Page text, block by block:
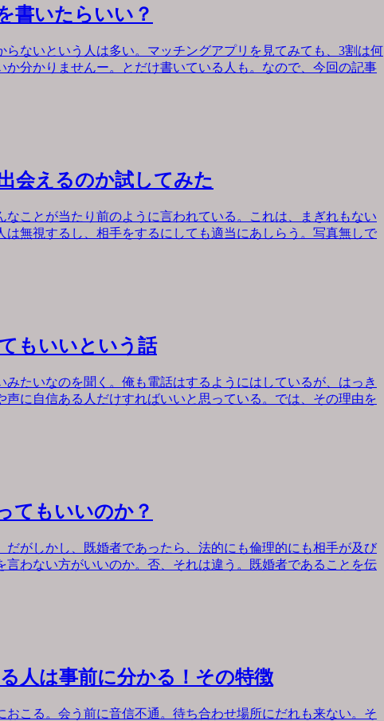
書いたらいい？
ないという人は多い。マッチングアプリを見てみても、3割は何
分かりませんー。とだけ書いている人も。なので、今回の記事
会えるのか試してみた
ことが当たり前のように言われている。これは、まぎれもない
無視するし、相手をするにしても適当にあしらう。写真無しで
もいいという話
たいなのを聞く。俺も電話はするようにはしているが、はっき
に自信ある人だけすればいいと思っている。では、その理由を
てもいいのか？
がしかし、既婚者であったら、法的にも倫理的にも相手が及び
わない方がいいのか。否、それは違う。既婚者であることを伝
人は事前に分かる！その特徴
こる。会う前に音信不通。待ち合わせ場所にだれも来ない。そ